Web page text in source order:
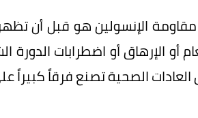
الإنسولين هو قبل أن
أو الإرهاق أو اضطرابات
الصحية تصنع فرقاً كبيراً